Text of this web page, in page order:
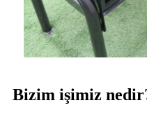
Bizim işimiz